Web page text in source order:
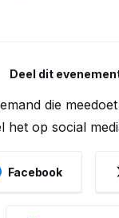
Deel dit
die
het op social
Facebook